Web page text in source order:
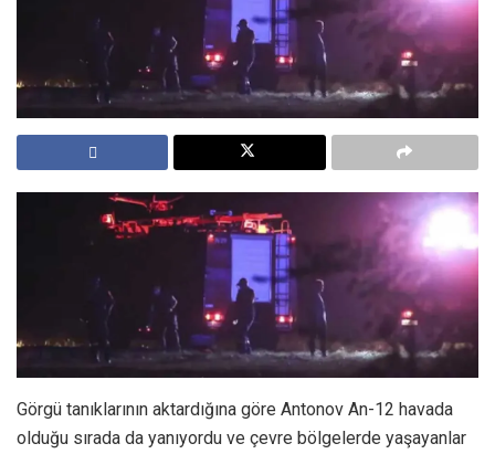
Görgü tanıklarının aktardığına göre Antonov An-12 havada
olduğu sırada da yanıyordu ve çevre bölgelerde yaşayanlar